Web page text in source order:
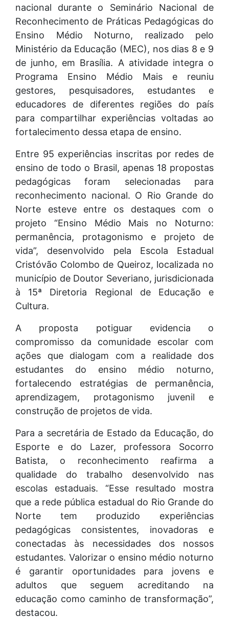
nacional durante o Seminário Nacional de
Reconhecimento de Práticas Pedagógicas do
Ensino Médio Noturno, realizado pelo
Ministério da Educação (MEC), nos dias 8 e 9
de junho, em Brasília. A atividade integra o
Programa Ensino Médio Mais e reuniu
gestores, pesquisadores, estudantes e
educadores de diferentes regiões do país
para compartilhar experiências voltadas ao
fortalecimento dessa etapa de ensino.
Entre 95 experiências inscritas por redes de
ensino de todo o Brasil, apenas 18 propostas
pedagógicas foram selecionadas para
reconhecimento nacional. O Rio Grande do
Norte esteve entre os destaques com o
projeto “Ensino Médio Mais no Noturno:
permanência, protagonismo e projeto de
vida”, desenvolvido pela Escola Estadual
Cristóvão Colombo de Queiroz, localizada no
município de Doutor Severiano, jurisdicionada
à 15ª Diretoria Regional de Educação e
Cultura.
A proposta potiguar evidencia o
compromisso da comunidade escolar com
ações que dialogam com a realidade dos
estudantes do ensino médio noturno,
fortalecendo estratégias de permanência,
aprendizagem, protagonismo juvenil e
construção de projetos de vida.
Para a secretária de Estado da Educação, do
Esporte e do Lazer, professora Socorro
Batista, o reconhecimento reafirma a
qualidade do trabalho desenvolvido nas
escolas estaduais. “Esse resultado mostra
que a rede pública estadual do Rio Grande do
Norte tem produzido experiências
pedagógicas consistentes, inovadoras e
conectadas às necessidades dos nossos
estudantes. Valorizar o ensino médio noturno
é garantir oportunidades para jovens e
adultos que seguem acreditando na
educação como caminho de transformação”,
destacou.